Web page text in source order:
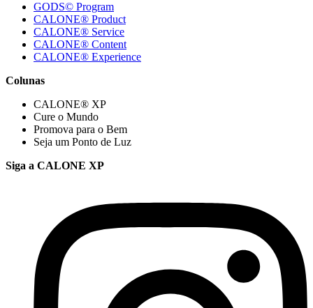
GODS© Program
CALONE® Product
CALONE® Service
CALONE® Content
CALONE® Experience
Colunas
CALONE® XP
Cure o Mundo
Promova para o Bem
Seja um Ponto de Luz
Siga a CALONE XP